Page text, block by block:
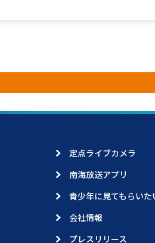
定点ライブカメラ
南海放送アプリ
青少年に見てもらいた
会社情報
プレスリリース